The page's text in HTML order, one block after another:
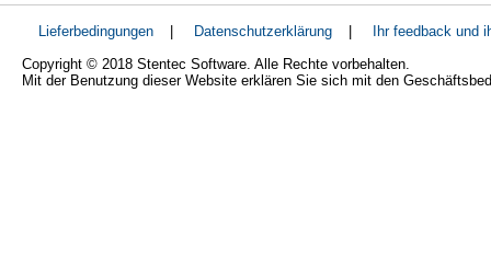
Lieferbedingungen | Datenschutzerklärung |
Ihr feedback und
Copyright © 2018 Stentec Software. Alle Rechte vorbehalten.
Mit der Benutzung dieser Website erklären Sie sich mit den